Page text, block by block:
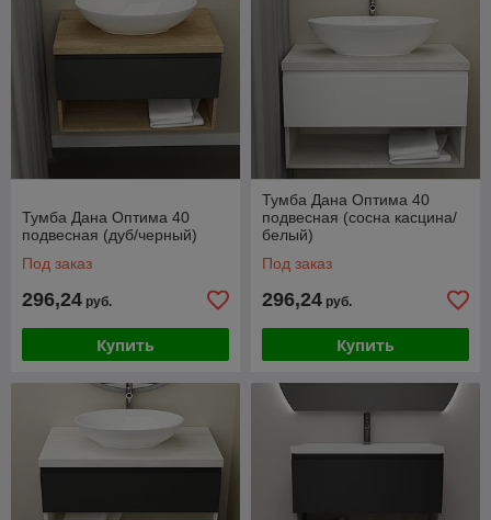
Тумба Дана Оптима 40
подвесная (дуб/черный)
Под заказ
296,24 руб.
Купить
Тумба Дана Оптима 40
подвесная (сосна касцина/
белый)
Под заказ
296,24 руб.
Купить